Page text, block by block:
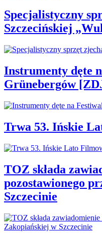
Specjalistyczny
Szczecińskiej
Instrumenty dęte
Grünebergów
Trwa 53. Ińskie
TOZ składa
pozostawionego
Szczecinie